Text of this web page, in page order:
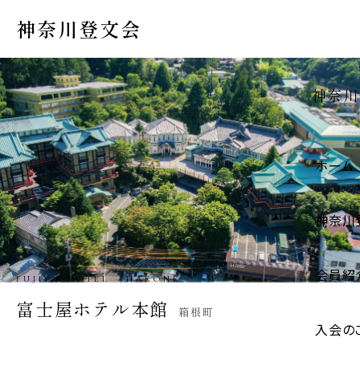
神奈川登文会
神奈
ホーム
神奈川
会員紹
入会の
IGARASHI STORE · HADANO
五十嵐商店 秦野市